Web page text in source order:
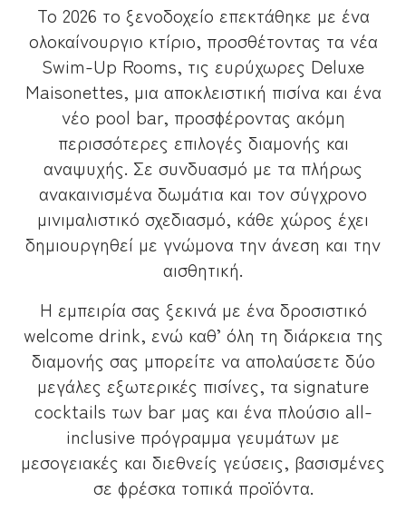
Το 2026 το ξενοδοχείο επεκτάθηκε με ένα
ολοκαίνουργιο κτίριο, προσθέτοντας τα νέα
Swim-Up Rooms, τις ευρύχωρες Deluxe
Maisonettes, μια αποκλειστική πισίνα και ένα
νέο pool bar, προσφέροντας ακόμη
περισσότερες επιλογές διαμονής και
αναψυχής. Σε συνδυασμό με τα πλήρως
ανακαινισμένα δωμάτια και τον σύγχρονο
μινιμαλιστικό σχεδιασμό, κάθε χώρος έχει
δημιουργηθεί με γνώμονα την άνεση και την
αισθητική.
Η εμπειρία σας ξεκινά με ένα δροσιστικό
welcome drink, ενώ καθ’ όλη τη διάρκεια της
διαμονής σας μπορείτε να απολαύσετε δύο
μεγάλες εξωτερικές πισίνες, τα signature
cocktails των bar μας και ένα πλούσιο all-
inclusive πρόγραμμα γευμάτων με
μεσογειακές και διεθνείς γεύσεις, βασισμένες
σε φρέσκα τοπικά προϊόντα.